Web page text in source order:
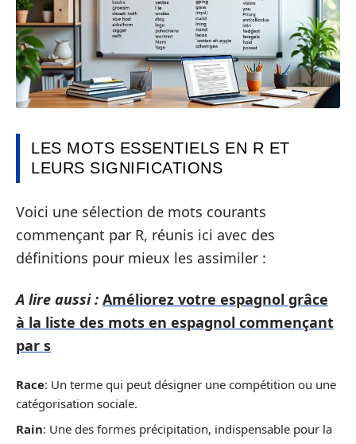
LES MOTS ESSENTIELS EN R ET
LEURS SIGNIFICATIONS
Voici une sélection de mots courants
commençant par R, réunis ici avec des
définitions pour mieux les assimiler :
A lire aussi : Améliorez votre espagnol grâce
à la liste des mots en espagnol commençant
par s
Race: Un terme qui peut désigner une compétition ou une
catégorisation sociale.
Rain: Une des formes précipitation, indispensable pour la